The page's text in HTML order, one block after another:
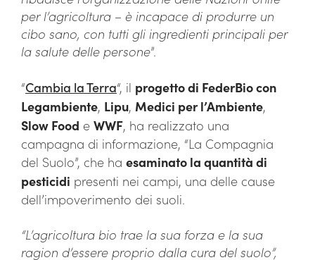
per l’agricoltura – è incapace di produrre un
cibo sano, con tutti gli ingredienti principali per
la salute delle persone”.
“Cambia la Terra“, il progetto di FederBio con
Legambiente, Lipu, Medici per l’Ambiente,
Slow Food e WWF, ha realizzato una
campagna di informazione, “La Compagnia
del Suolo”, che ha esaminato la quantità di
pesticidi presenti nei campi, una delle cause
dell’impoverimento dei suoli.
“L’agricoltura bio trae la sua forza e la sua
ragion d’essere proprio dalla cura del suolo”,